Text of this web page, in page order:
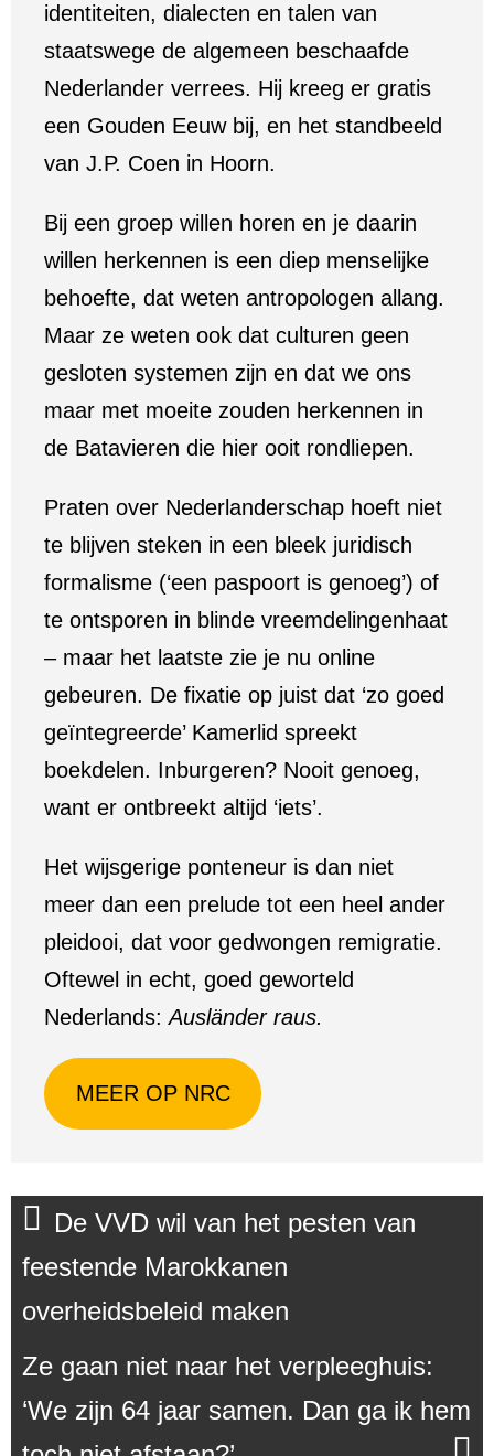
identiteiten, dialecten en talen van
staatswege de algemeen beschaafde
Nederlander verrees. Hij kreeg er gratis
een Gouden Eeuw bij, en het standbeeld
van J.P. Coen in Hoorn.
Bij een groep willen horen en je daarin
willen herkennen is een diep menselijke
behoefte, dat weten antropologen allang.
Maar ze weten ook dat culturen geen
gesloten systemen zijn en dat we ons
maar met moeite zouden herkennen in
de Batavieren die hier ooit rondliepen.
Praten over Nederlanderschap hoeft niet
te blijven steken in een bleek juridisch
formalisme (‘een paspoort is genoeg’) of
te ontsporen in blinde vreemdelingenhaat
– maar het laatste zie je nu online
gebeuren. De fixatie op juist dat ‘zo goed
geïntegreerde’ Kamerlid spreekt
boekdelen. Inburgeren? Nooit genoeg,
want er ontbreekt altijd ‘iets’.
Het wijsgerige ponteneur is dan niet
meer dan een prelude tot een heel ander
pleidooi, dat voor gedwongen remigratie.
Oftewel in echt, goed geworteld
Nederlands:Ausländer raus.
MEER OP NRC
De VVD wil van het pesten van
feestende Marokkanen
overheidsbeleid maken
Ze gaan niet naar het verpleeghuis:
‘We zijn 64 jaar samen. Dan ga ik hem